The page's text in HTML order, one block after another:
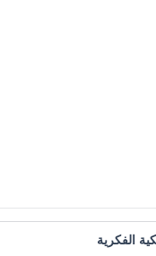
الفكرية